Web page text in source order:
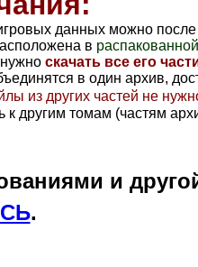
данных можно после
в
скачать все его
в один архив,
из других частей не
другим томам (частям
и
.